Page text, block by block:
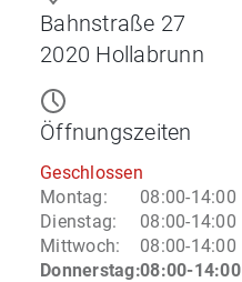
Bahnstraße 27
2020 Hollabrunn
Öffnungszeiten
Geschlossen
Montag:
08:00-14:00
Dienstag:
08:00-14:00
Mittwoch:
08:00-14:00
Donnerstag:08:00-14:00